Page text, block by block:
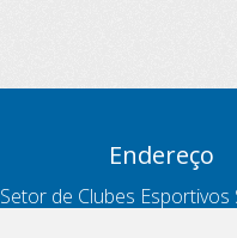
Endereço
Setor de Clubes Esportivos